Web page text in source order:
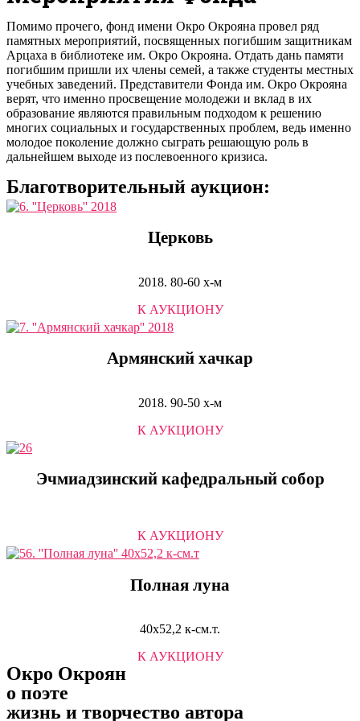
Помимо прочего, фонд имени Окро Окрояна провел ряд
памятных мероприятий, посвященных погибшим защитникам
Арцаха в библиотеке им. Окро Окрояна. Отдать дань памяти
погибшим пришли их члены семей, а также студенты местных
учебных заведений. Представители Фонда им. Окро Окрояна
верят, что именно просвещение молодежи и вклад в их
образование являются правильным подходом к решению
многих социальных и государственных проблем, ведь именно
молодое поколение должно сыграть решающую роль в
дальнейшем выходе из послевоенного кризиса.
Благотворительный аукцион:
Церковь
2018. 80-60 х-м
К АУКЦИОНУ
Армянский хачкар
2018. 90-50 х-м
К АУКЦИОНУ
Эчмиадзинский кафедральный собор
К АУКЦИОНУ
Полная луна
40х52,2 к-см.т.
К АУКЦИОНУ
Окро Окроян
о поэте
жизнь и творчество автора